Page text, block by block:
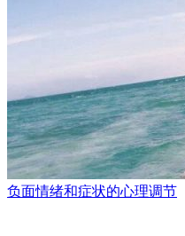
负面情绪和症状的心理调节